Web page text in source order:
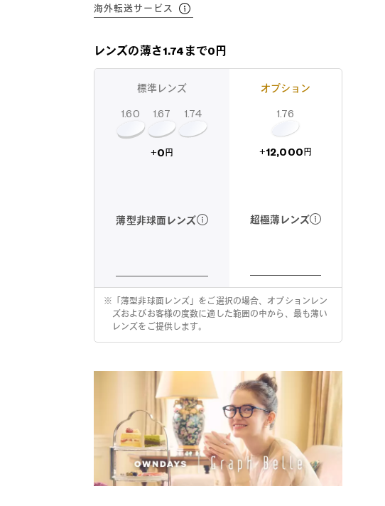
海外転送サービス
レンズの薄さ1.74まで0円
標準レンズ
1.60 1.67 1.74
+0 円
薄型非球面レンズ
オプション
1.76
+12,000 円
超極薄レンズ
※
「薄型非球面レンズ」をご選択の場合、オプションレン
ズおよびお客様の度数に適した範囲の中から、最も薄い
レンズをご提供します。